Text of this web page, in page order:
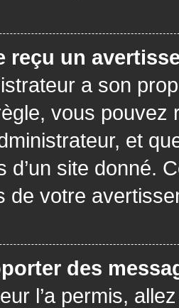
reçu un
a son
vous pouvez
et
d’un site donné.
de votre
des
l’a permis,